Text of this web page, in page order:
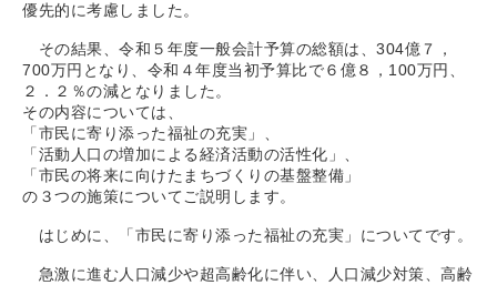
優先的に考慮しました。
その結果、令和５年度一般会計予算の総額は、304億７，
700万円となり、令和４年度当初予算比で６億８，100万円、
２．２％の減となりました。
その内容については、
「市民に寄り添った福祉の充実」、
「活動人口の増加による経済活動の活性化」、
「市民の将来に向けたまちづくりの基盤整備」
の３つの施策についてご説明します。
はじめに、「市民に寄り添った福祉の充実」についてです。
急激に進む人口減少や超高齢化に伴い、人口減少対策、高齢